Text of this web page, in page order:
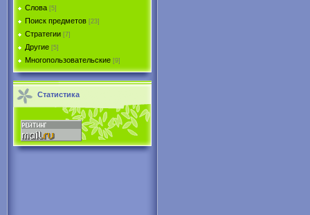
Слова [5]
Поиск предметов [23]
Стратегии [7]
Другие [5]
Многопользовательские [9]
Статистика